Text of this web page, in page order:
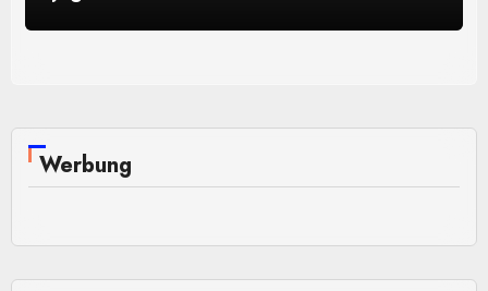
Werbung